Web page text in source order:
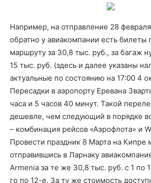
Например, на отправление 28
обратно у авиакомпании есть билеты
маршруту за 30,8 тыс. руб., за багаж
15 тыс. руб. (здесь и далее указаны
актуальные по состоянию на 17:00 4
Пересадки в аэропорту Еревана
часа и 5 часов 40 минут. Такой
дешевле, чем следующий в порядке
– комбинация рейсов «Аэрофлота» и
Провести праздник 8 Марта на Кипре
отправившись в Ларнаку
Armenia за те же 30,8 тыс. руб. с 1 по
го по 12-е. За ту же стоимость